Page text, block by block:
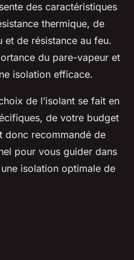
des caractéristiques
thermique, de
et de résistance au feu.
du pare-vapeur et
isolation efficace.
de l’isolant se fait en
de votre budget
donc recommandé de
pour vous guider dans
isolation optimale de